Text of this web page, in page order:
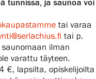
tunnissa, ja saunoa voi
tai varaa
tai p.
ilman
varattu täyteen.
€, lapsilta, opiskelijoilta